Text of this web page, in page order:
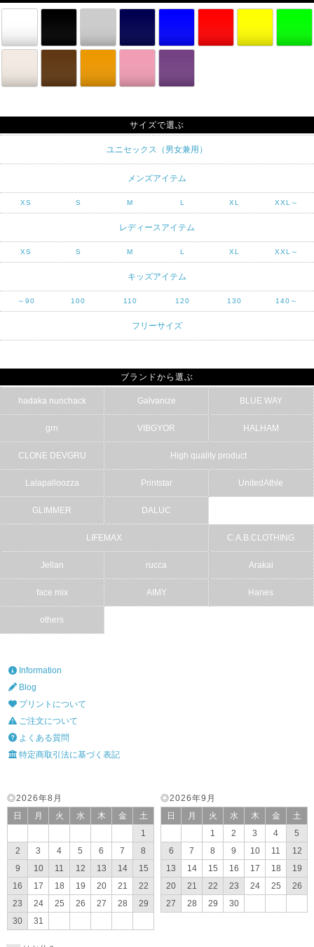
サイズで選ぶ
ユニセックス（男女兼用）
メンズアイテム
XS S M L XL XXL～
レディースアイテム
XS S M L XL XXL～
キッズアイテム
～90 100 110 120 130 140～
フリーサイズ
ブランドから選ぶ
hadaka nunchack Galvanize BLUE WAY
grn VIBGYOR HALHAM
CLONE DEVGRU High quality product
Lalapalloozza Printstar UnitedAthle
GLIMMER DALUC
LIFEMAX C.A.B.CLOTHING
Jellan rucca Arakai
face mix AIMY Hanes
others
Information
Blog
プリントについて
ご注文について
よくある質問
特定商取引法に基づく表記
◎2026年9月
日
月 火 水 木 金
土
1
2 3 4
5
6
7 8 9 10 11
12
13
14 15 16 17 18
19
20
21 22 23 24 25
26
27
28 29 30
◎2026年8月
日
月 火 水 木 金
土
1
2
3 4 5 6 7
8
9
10 11 12 13 14
15
16
17 18 19 20 21
22
23
24 25 26 27 28
29
30
31